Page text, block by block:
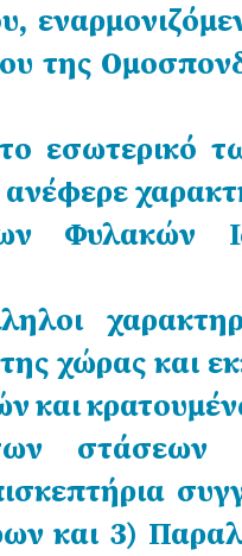
της
εσωτερικό
Φυλακών
χώρας και
και
στάσεων
και 3)